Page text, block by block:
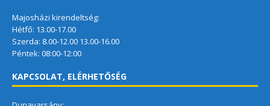
Majosházi kirendeltség:
Hétfő: 13.00-17.00
Szerda: 8.00-12.00 13.00-16.00
Péntek: 08:00-12:00
KAPCSOLAT, ELÉRHETŐSÉG